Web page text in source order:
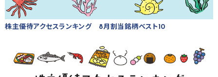
株主優待アクセスランキング 8月割当銘柄ベスト10